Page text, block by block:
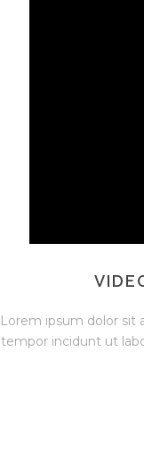
Lorem ipsum dolor sit
tempor incidunt ut